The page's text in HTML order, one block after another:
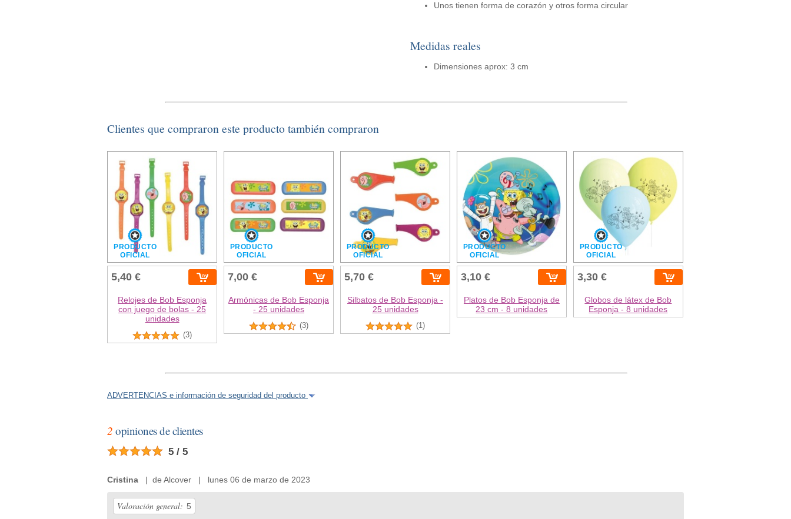
Unos tienen forma de corazón y otros forma circular
Medidas reales
Dimensiones aprox: 3 cm
Clientes que compraron este producto también compraron
PRODUCTO
OFICIAL
5,40 €
Relojes de Bob Esponja
con juego de bolas - 25
unidades
(3)
PRODUCTO
OFICIAL
7,00 €
Armónicas de Bob Esponja
- 25 unidades
(3)
PRODUCTO
OFICIAL
5,70 €
Silbatos de Bob Esponja -
25 unidades
(1)
PRODUCTO
OFICIAL
3,10 €
Platos de Bob Esponja de
23 cm - 8 unidades
PRODUCTO
OFICIAL
3,30 €
Globos de látex de Bob
Esponja - 8 unidades
ADVERTENCIAS e información de seguridad del producto
2 opiniones de clientes
5 / 5
Cristina | de Alcover | lunes 06 de marzo de 2023
Valoración general: 5